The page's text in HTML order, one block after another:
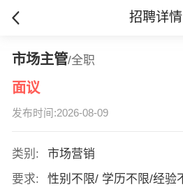
招聘详情
市场主管/全职
面议
发布时间:2026-08-09
类别:
市场营销
要求:
性别不限/ 学历不限/经验